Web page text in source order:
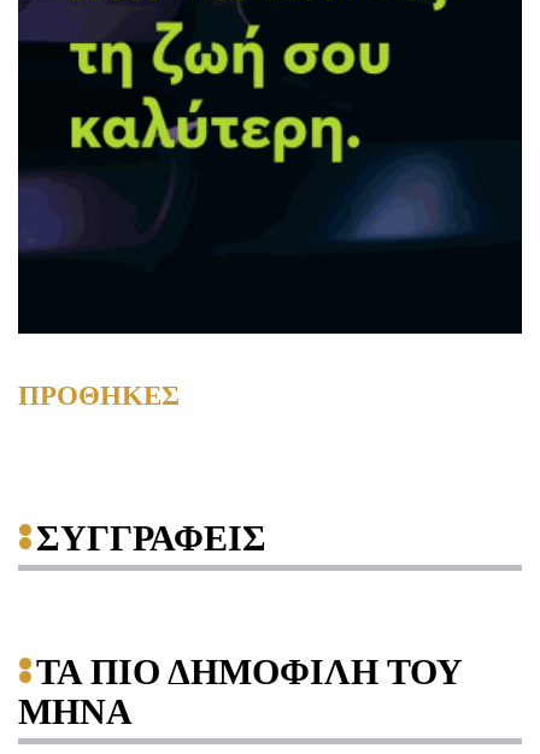
ΠΡΟΘΗΚΕΣ
ΣΥΓΓΡΑΦΕΙΣ
ΤΑ ΠΙΟ ΔΗΜΟΦΙΛΗ ΤΟΥ
ΜΗΝΑ